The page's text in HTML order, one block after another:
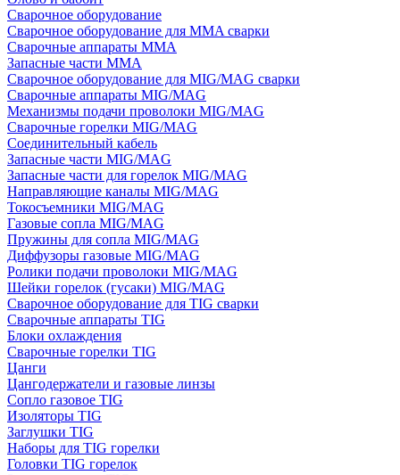
Сварочное оборудование
Сварочное оборудование для MMA сварки
Сварочные аппараты MMA
Запасные части MMA
Сварочное оборудование для MIG/MAG сварки
Сварочные аппараты MIG/MAG
Механизмы подачи проволоки MIG/MAG
Сварочные горелки MIG/MAG
Соединительный кабель
Запасные части MIG/MAG
Запасные части для горелок MIG/MAG
Направляющие каналы MIG/MAG
Токосъемники MIG/MAG
Газовые сопла MIG/MAG
Пружины для сопла MIG/MAG
Диффузоры газовые MIG/MAG
Ролики подачи проволоки MIG/MAG
Шейки горелок (гусаки) MIG/MAG
Сварочное оборудование для TIG сварки
Сварочные аппараты TIG
Блоки охлаждения
Сварочные горелки TIG
Цанги
Цангодержатели и газовые линзы
Сопло газовое TIG
Изоляторы TIG
Заглушки TIG
Наборы для TIG горелки
Головки TIG горелок